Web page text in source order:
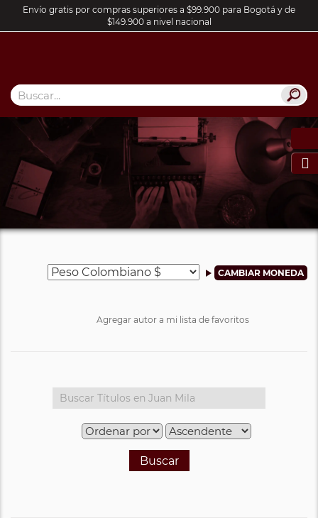
Envío gratis por compras superiores a $99.900 para Bogotá y de
$149.900 a nivel nacional

Agregar autor a mi lista de favoritos
Buscar